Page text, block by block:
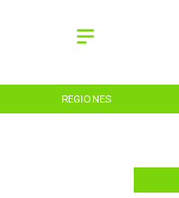
REGIONES